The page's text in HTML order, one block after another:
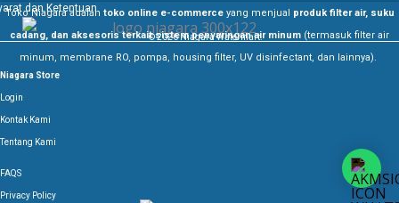
dan Ketentuan
© 2026 Niagara Watermart.
Toko Niagara adalah toko online e-commerceyang menjual produk filter air, suku
cadang, dan aksesoris terkait sistem penyaringan air minum (termasuk filter air
minum, membrane RO, pompa, housing filter, UV disinfectant, dan lainnya).
Niagara Store
Login
Kontak Kami
Tentang Kami
FAQS
Privacy Policy